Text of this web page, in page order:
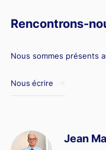
Rencontrons-
Nous sommes présents
Nous écrire
Jean